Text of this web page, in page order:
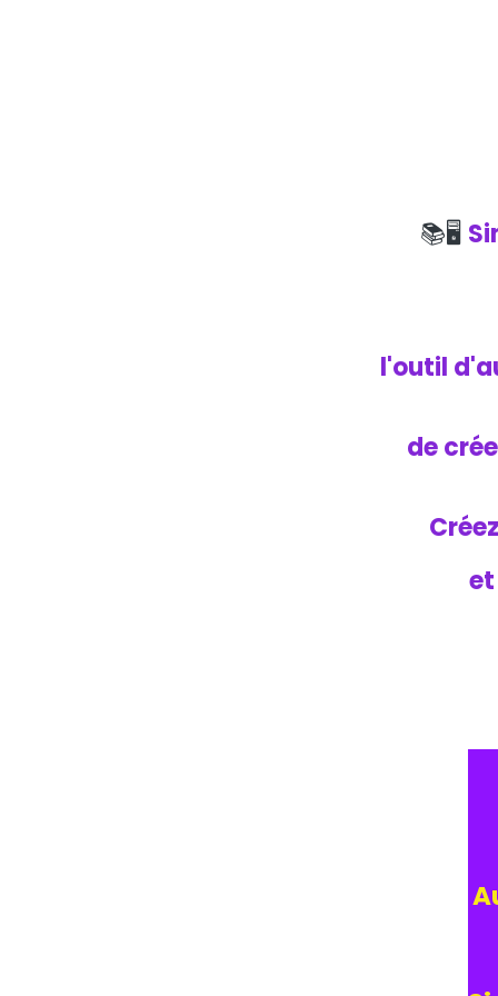
📚🖥️
l'outil
de